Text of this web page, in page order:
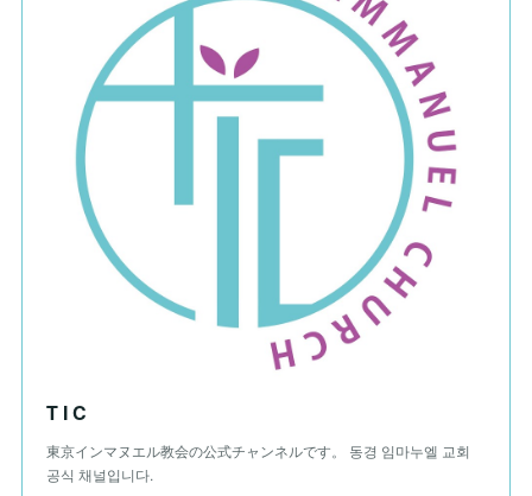
T I C
東京インマヌエル教会の公式チャンネルです。 동경 임마누엘 교회
공식 채널입니다.